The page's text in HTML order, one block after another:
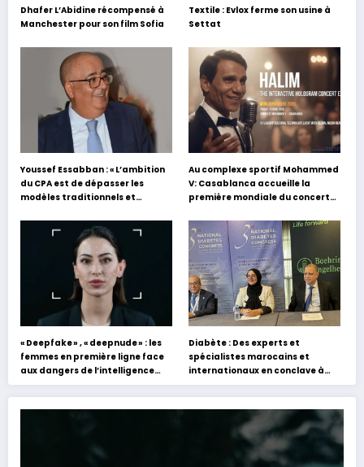
Dhafer L’Abidine récompensé à
Manchester pour son film Sofia
Textile : Evlox ferme son usine à
Settat
Youssef Essabban : « L’ambition
du CPA est de dépasser les
modèles traditionnels et
s’appuyant sur le partage des
expériences »
Au complexe sportif Mohammed
V: Casablanca accueille la
première mondiale du concert
Hafez
« Deepfake » , « deepnude » : les
femmes en première ligne face
aux dangers de l’intelligence
artificielle
Diabète : Des experts et
spécialistes marocains et
internationaux en conclave à
Tanger